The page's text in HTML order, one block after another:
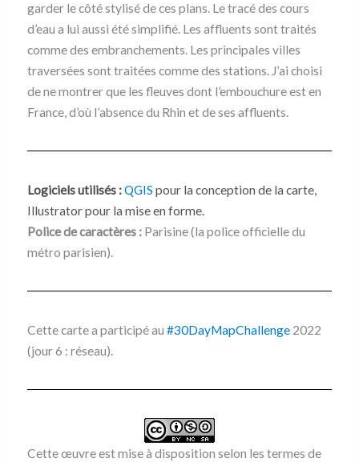
garder le côté stylisé de ces plans. Le tracé des cours
d’eau a lui aussi été simplifié. Les affluents sont traités
comme des embranchements. Les principales villes
traversées sont traitées comme des stations. J’ai choisi
de ne montrer que les fleuves dont l’embouchure est en
France, d’où l’absence du Rhin et de ses affluents.
Logiciels utilisés :QGIS pour la conception de la carte,
Illustrator pour la mise en forme.
Police de caractères :Parisine (la police officielle du
métro parisien).
Cette carte a participé au #30DayMapChallenge2022
(jour 6 : réseau).
Cette œuvre est mise à disposition selon les termes de